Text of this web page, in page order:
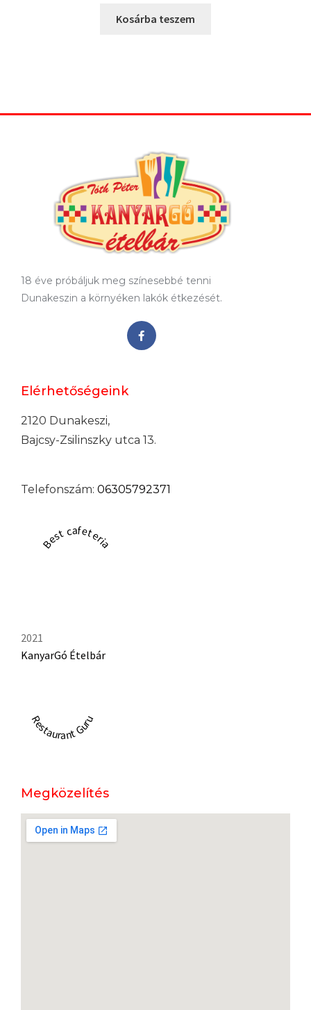
Kosárba teszem
18 éve próbáljuk meg színesebbé tenni
Dunakeszin a környéken lakók étkezését.
Elérhetőségeink
2120 Dunakeszi,
Bajcsy-Zsilinszky utca 13.
Telefonszám: 06305792371
Best cafeteria
2021
KanyarGó Ételbár
Restaurant Guru
Megközelítés